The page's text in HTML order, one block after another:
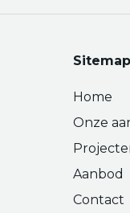
Sitemap
Home
Onze
Aanbod
Contact